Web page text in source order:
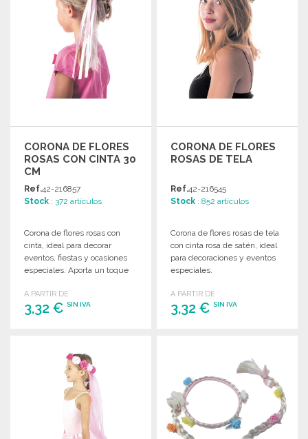
CORONA DE FLORES
ROSAS CON CINTA 30
CM
Ref.42-216857
Stock : 372 artículos
Corona de flores rosas con
cinta, ideal para decorar
eventos, fiestas y ocasiones
especiales. Aporta un toque
A PARTIR DE
3,32 € SIN IVA
Solicitar un presupuesto
CORONA DE FLORES
ROSAS DE TELA
Ref.42-216545
Stock : 852 artículos
Corona de flores rosas de tela
con cinta rosa de satén, ideal
para decoraciones y eventos
especiales.
A PARTIR DE
3,32 €SIN IVA
Solicitar un presupuesto